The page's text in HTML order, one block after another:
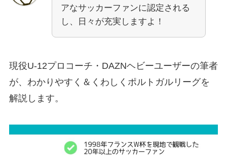
アなサッカーファンに認定される
し、日々が充実しますよ！
現役U-12プロコーチ・DAZNヘビーユーザーの筆者
が、わかりやすく＆くわしくポルトガルリーグを
解説します。